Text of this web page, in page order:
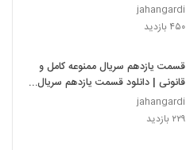
jahangardi
۴۵۰ بازدید
قسمت یازدهم سریال ممنوعه کامل و
قانونی | دانلود قسمت یازدهم سریال
ممنوعه
jahangardi
۲۲۹ بازدید